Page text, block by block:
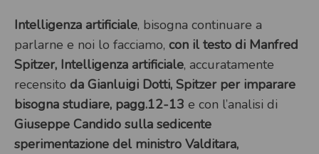
Intelligenza artificiale, bisogna continuare a
parlarne e noi lo facciamo, con il testo di Manfred
Spitzer, Intelligenza artificiale, accuratamente
recensito da Gianluigi Dotti, Spitzer per imparare
bisogna studiare, pagg.12-13 e con l’analisi di
Giuseppe Candido sulla sedicente
sperimentazione del ministro Valditara,